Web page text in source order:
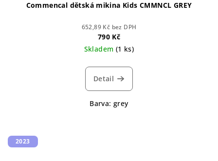
Commencal dětská mikina Kids CMMNCL GREY
652,89 Kč bez DPH
790 Kč
Skladem (1 ks)
Detail
Barva: grey
2023